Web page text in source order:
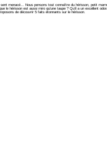
menacé… Nous pensons tout connaître du hérisson, petit
le hérisson est aussi miro qu’une taupe ? Qu’il a un excellent
de découvrir 5 faits étonnants sur le hérisson.